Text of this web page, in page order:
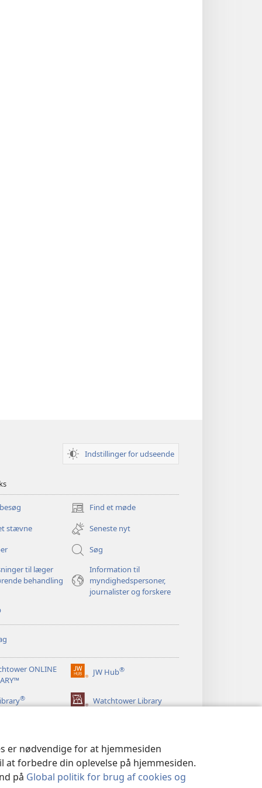
er nødvendige for at hjemmesiden
at forbedre din oplevelse på hjemmesiden.
på Global politik for brug af cookies og
Indstillinger for udseende
Find et møde
(åbner
nyt
vindue)
stævne
Seneste nyt
Søg
til læger
behandling
Information til
myndighedspersoner,
journalister og forskere
ONLINE
JW Hub®
(åbner
vindue)
® Watchtower Library